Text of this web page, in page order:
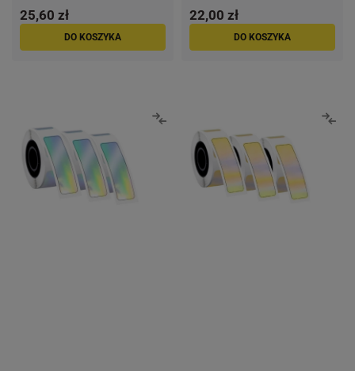
25,60 zł
DO KOSZYKA
22,00 zł
DO KOSZYKA